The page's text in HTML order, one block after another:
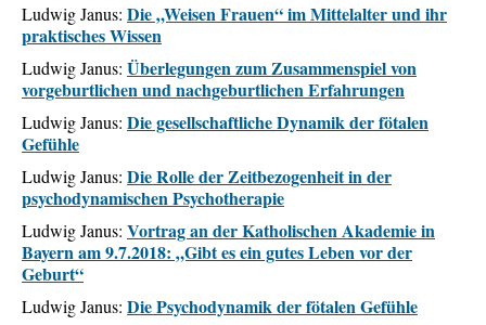
Ludwig Janus: Die „Weisen Frauen“ im Mittelalter und ihr
praktisches Wissen
Ludwig Janus: Überlegungen zum Zusammenspiel von
vorgeburtlichen und nachgeburtlichen Erfahrungen
Ludwig Janus: Die gesellschaftliche Dynamik der fötalen
Gefühle
Ludwig Janus: Die Rolle der Zeitbezogenheit in der
psychodynamischen Psychotherapie
Ludwig Janus: Vortrag an der Katholischen Akademie in
Bayern am 9.7.2018: „Gibt es ein gutes Leben vor der
Geburt“
Ludwig Janus: Die Psychodynamik der fötalen Gefühle